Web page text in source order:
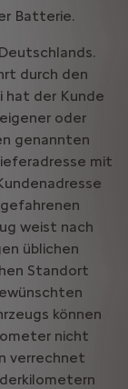
Batterie.
durch den
hat der Kunde
oder
genannten
mit
weist nach
üblichen
Standort
können
nicht
verrechnet